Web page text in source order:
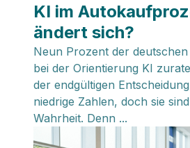
KI im
ändert sich?
Neun Prozent der
bei der Orientierung KI
der endgültigen
niedrige Zahlen, doch sie
Wahrheit. Denn ...